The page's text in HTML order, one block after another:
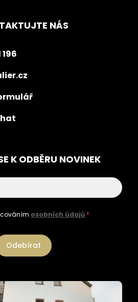
NÁS
K ODBĚRU NOVINEK
osobních údajů *
Odebírat